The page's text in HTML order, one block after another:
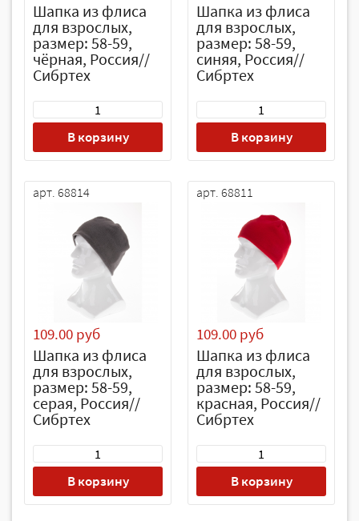
Шапка из флиса
для взрослых,
размер: 58-59,
чёрная, Россия//
Сибртех
В корзину
Шапка из флиса
для взрослых,
размер: 58-59,
синяя, Россия//
Сибртех
В корзину
арт. 68814
109.00 руб
Шапка из флиса
для взрослых,
размер: 58-59,
серая, Россия//
Сибртех
В корзину
арт. 68811
109.00 руб
Шапка из флиса
для взрослых,
размер: 58-59,
красная, Россия//
Сибртех
В корзину